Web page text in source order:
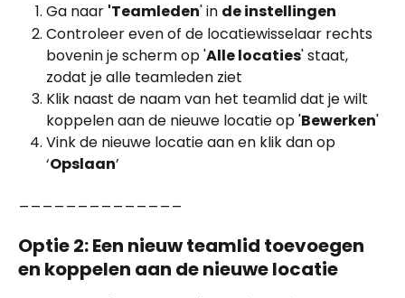
Ga naar 'Teamleden' in de instellingen
Controleer even of de locatiewisselaar rechts
bovenin je scherm op 'Alle locaties' staat,
zodat je alle teamleden ziet
Klik naast de naam van het teamlid dat je wilt
koppelen aan de nieuwe locatie op 'Bewerken'
Vink de nieuwe locatie aan en klik dan op
‘Opslaan’
Optie 2: Een nieuw teamlid toevoegen
en koppelen aan de nieuwe locatie